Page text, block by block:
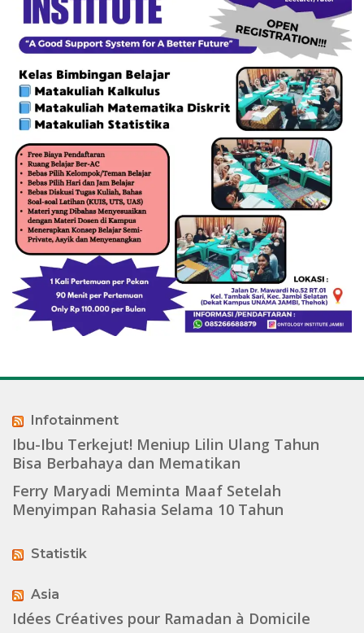
Infotainment
Ibu-Ibu Terkejut! Meniup Lilin Ulang Tahun
Bisa Berbahaya dan Mematikan
Ferry Maryadi Meminta Maaf Setelah
Menyimpan Rahasia Selama 10 Tahun
Statistik
Asia
Idées Créatives pour Ramadan à Domicile